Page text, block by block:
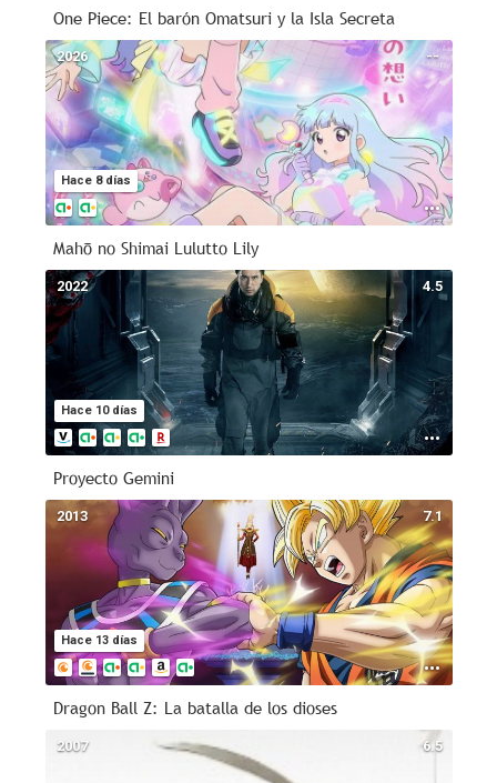
One Piece: El barón Omatsuri y la Isla Secreta
--
Hace 8 días
2026
Mahō no Shimai Lulutto Lily
4.5
Hace 10 días
2022
Proyecto Gemini
7.1
Hace 13 días
2013
Dragon Ball Z: La batalla de los dioses
6.5
2007